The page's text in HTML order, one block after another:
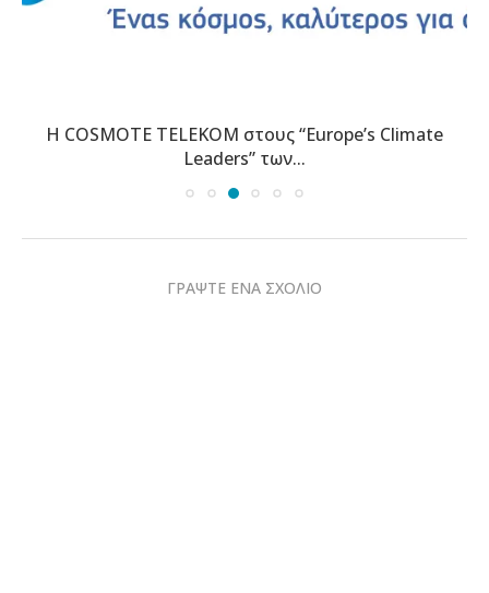
Η COSMOTE TELEKOM στους “Europe’s Climate
Leaders” των...
ΓΡΑΨΤΕ ΕΝΑ ΣΧΟΛΙΟ